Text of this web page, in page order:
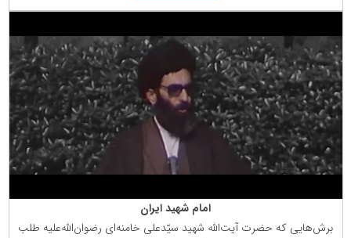
امام شهید ایران
برش‌هایی كه حضرت آیت‌الله شهید سیّدعلی خامنه‌ای رضوان‌الله‌علیه طلب